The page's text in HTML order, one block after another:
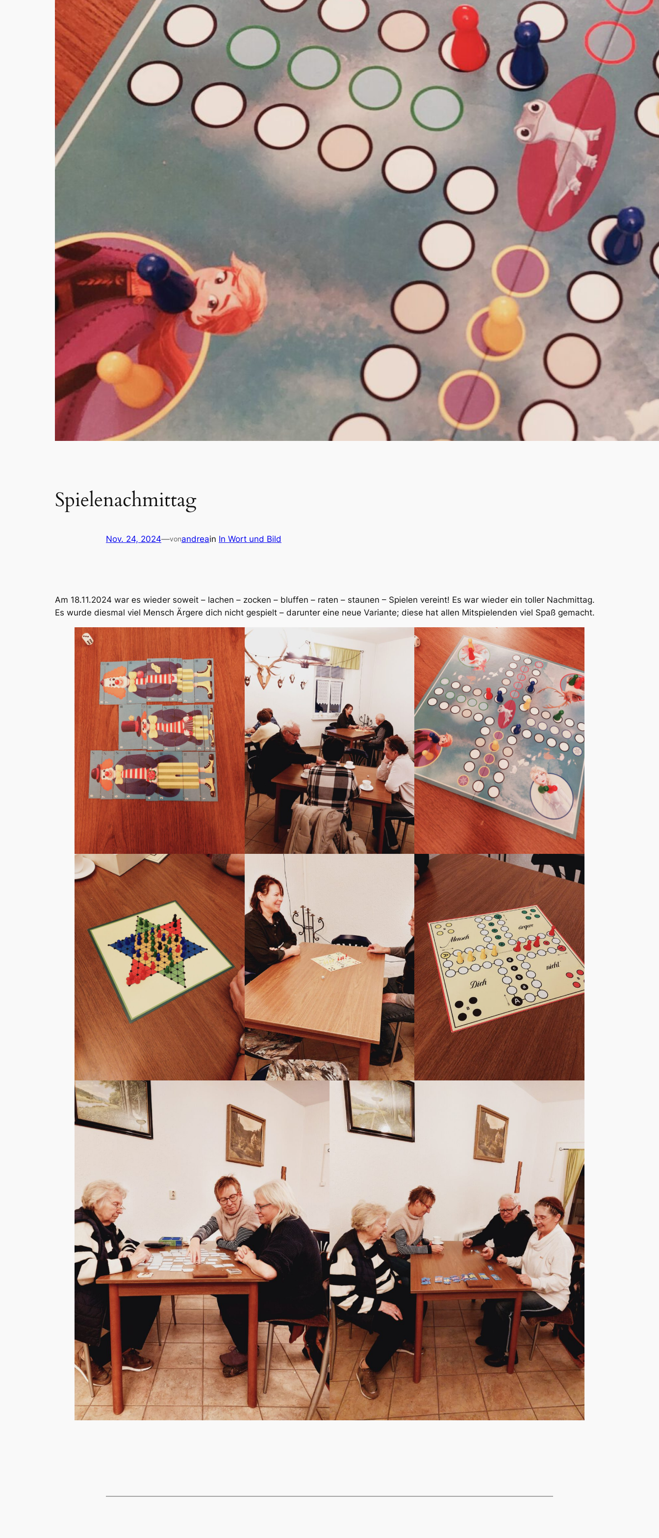
Spielenachmittag
Nov. 24, 2024—vonandreain In Wort und Bild
Am 18.11.2024 war es wieder soweit – lachen – zocken – bluffen – raten – staunen – Spielen vereint! Es war wieder ein toller Nachmittag.
Es wurde diesmal viel Mensch Ärgere dich nicht gespielt – darunter eine neue Variante; diese hat allen Mitspielenden viel Spaß gemacht.